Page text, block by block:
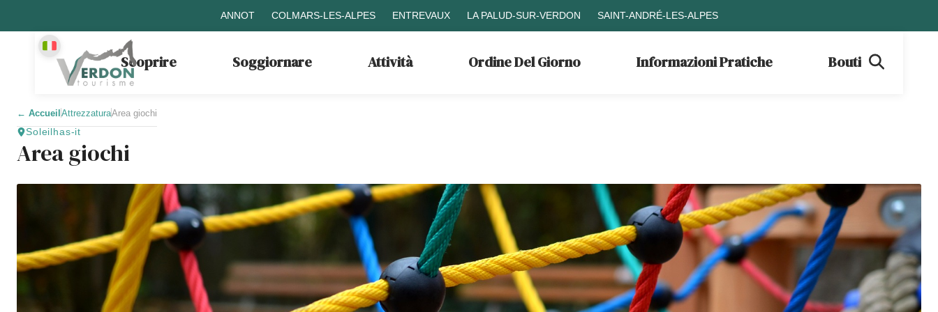
ANNOT COLMARS-LES-ALPES ENTREVAUX LA PALUD-SUR-VERDON SAINT-ANDRÉ-LES-ALPES
Scoprire Soggiornare Attività Ordine Del Giorno Informazioni Pratiche Boutique
← AccueilAttrezzaturaArea giochi
Soleilhas-it
Area giochi